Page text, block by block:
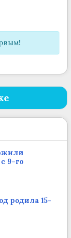
9-го
родила 15-